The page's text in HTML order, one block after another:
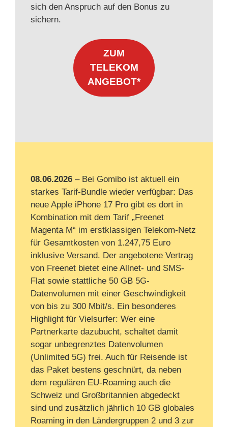
sich den Anspruch auf den Bonus zu
sichern.
ZUM
TELEKOM
ANGEBOT*
08.06.2026 – Bei Gomibo ist aktuell ein
starkes Tarif-Bundle wieder verfügbar: Das
neue Apple iPhone 17 Pro gibt es dort in
Kombination mit dem Tarif „Freenet
Magenta M“ im erstklassigen Telekom-Netz
für Gesamtkosten von 1.247,75 Euro
inklusive Versand. Der angebotene Vertrag
von Freenet bietet eine Allnet- und SMS-
Flat sowie stattliche 50 GB 5G-
Datenvolumen mit einer Geschwindigkeit
von bis zu 300 Mbit/s. Ein besonderes
Highlight für Vielsurfer: Wer eine
Partnerkarte dazubucht, schaltet damit
sogar unbegrenztes Datenvolumen
(Unlimited 5G) frei. Auch für Reisende ist
das Paket bestens geschnürt, da neben
dem regulären EU-Roaming auch die
Schweiz und Großbritannien abgedeckt
sind und zusätzlich jährlich 10 GB globales
Roaming in den Ländergruppen 2 und 3 zur